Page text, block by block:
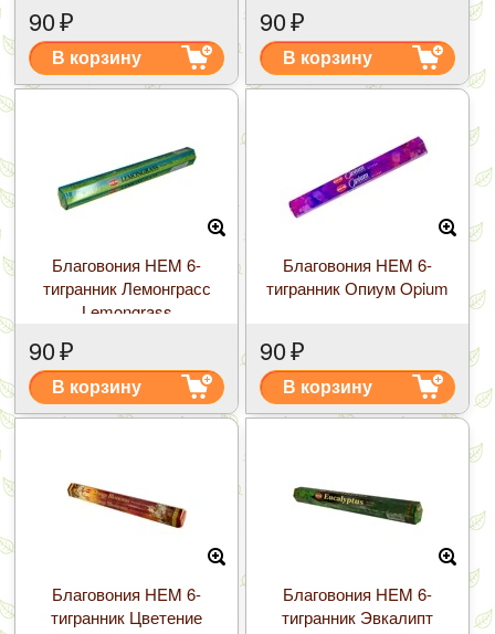
90₽
В корзину
90₽
В корзину
Благовония HEM 6-
тигранник Лемонграсс
Lemongrass
90₽
В корзину
Благовония HEM 6-
тигранник Опиум Opium
90₽
В корзину
Благовония HEM 6-
тигранник Цветение
Благовония HEM 6-
тигранник Эвкалипт